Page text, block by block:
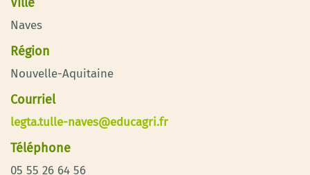
Naves
Région
Nouvelle-Aquitaine
Courriel
legta.tulle-naves@educagri.fr
Téléphone
05 55 26 64 56